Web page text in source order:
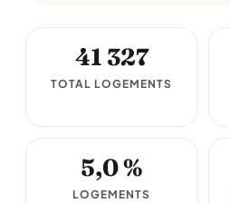
41 327
TOTAL LOGEMENTS
5,0 %
LOGEMENTS